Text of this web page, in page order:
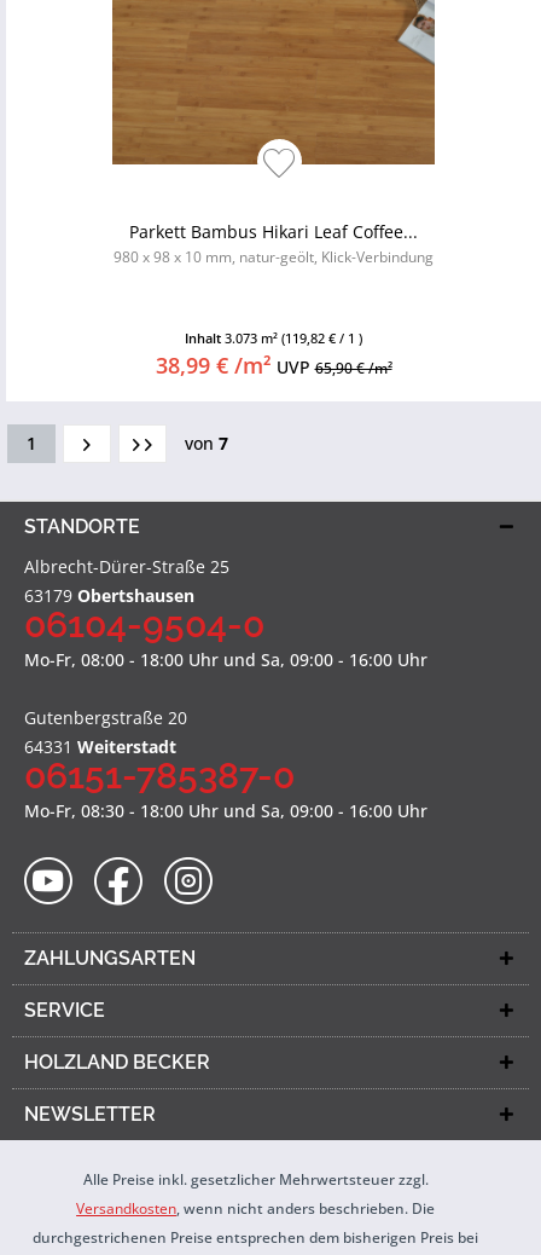
Parkett Bambus Hikari Leaf Coffee...
980 x 98 x 10 mm, natur-geölt, Klick-Verbindung
Inhalt 3.073 m² (119,82 € / 1 )
38,99 € /m² UVP65,90 € /m²
1 von 7
STANDORTE
Albrecht-Dürer-Straße 25
63179 Obertshausen
06104-9504-0
Mo-Fr, 08:00 - 18:00 Uhr und Sa, 09:00 - 16:00 Uhr
Gutenbergstraße 20
64331 Weiterstadt
06151-785387-0
Mo-Fr, 08:30 - 18:00 Uhr und Sa, 09:00 - 16:00 Uhr
ZAHLUNGSARTEN
SERVICE
HOLZLAND BECKER
NEWSLETTER
Alle Preise inkl. gesetzlicher Mehrwertsteuer zzgl.
Versandkosten, wenn nicht anders beschrieben. Die
durchgestrichenen Preise entsprechen dem bisherigen Preis bei